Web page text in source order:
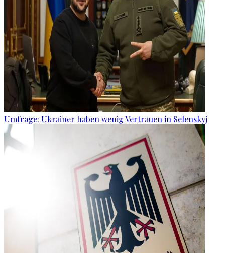
Umfrage: Ukrainer haben wenig Vertrauen in Selenskyj